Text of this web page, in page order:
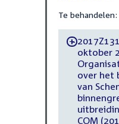
Te behandelen:
-
oktober
over het
van
COM